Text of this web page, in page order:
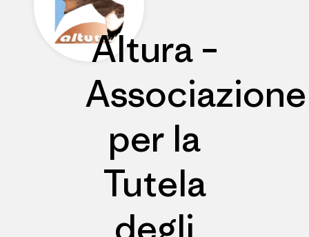
Altura –
Associazione
per la
Tutela